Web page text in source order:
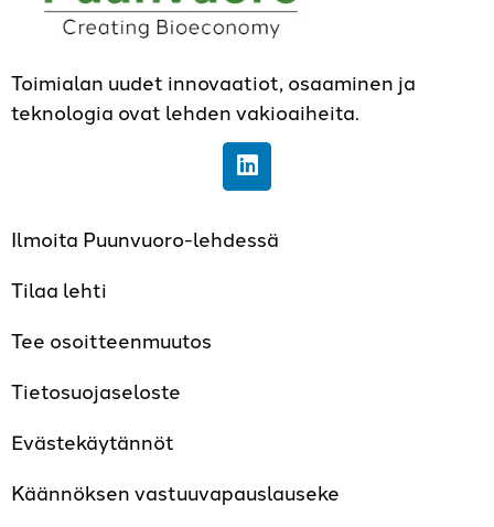
Toimialan uudet innovaatiot, osaaminen ja
teknologia ovat lehden vakioaiheita.
Ilmoita Puunvuoro-lehdessä
Tilaa lehti
Tee osoitteenmuutos
Tietosuojaseloste
Evästekäytännöt
Käännöksen vastuuvapauslauseke